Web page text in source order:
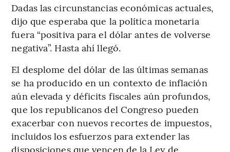
Dadas las circunstancias económicas actuales,
dijo que esperaba que la política monetaria
fuera “positiva para el dólar antes de volverse
negativa”. Hasta ahí llegó.
El desplome del dólar de las últimas semanas
se ha producido en un contexto de inflación
aún elevada y déficits fiscales aún profundos,
que los republicanos del Congreso pueden
exacerbar con nuevos recortes de impuestos,
incluidos los esfuerzos para extender las
disposiciones que vencen de la Ley de